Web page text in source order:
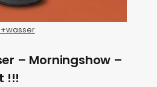
– Morningshow –
!!!